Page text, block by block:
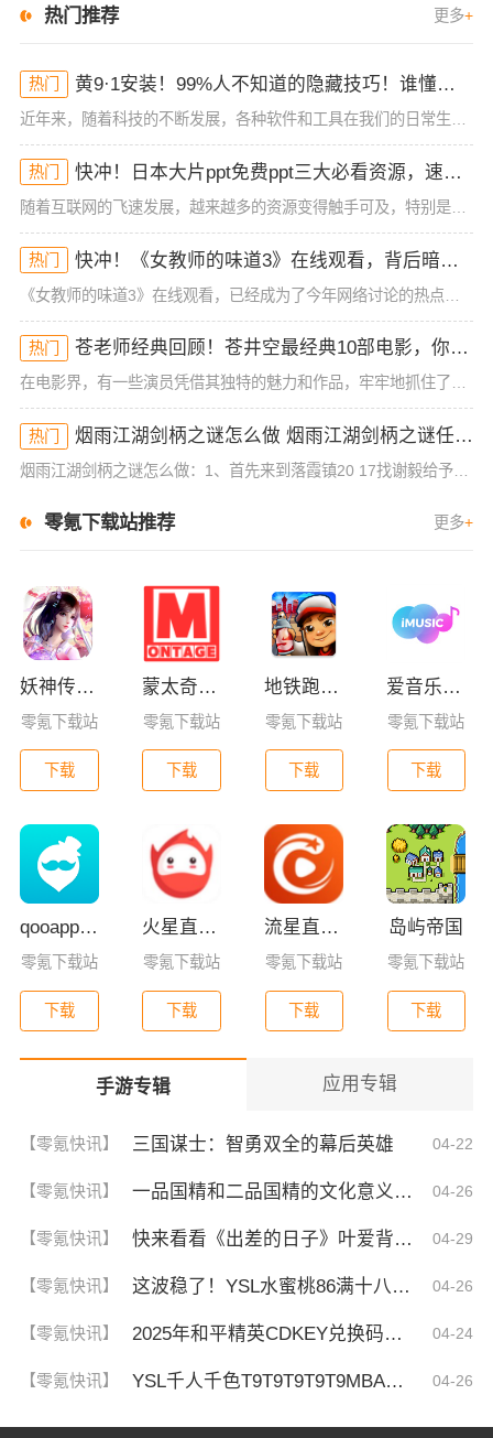
热门推荐 更多+
热门 黄9·1安装！99%人不知道的隐藏技巧！谁懂啊？
热门 快冲！日本大片ppt免费ppt三大必看资源，速来抢！
随着互联网的飞速发展，越来越多的资源变得触手可及，特别是在影视、动画等领域，热门内容不断刷新观众的观影体验。今天，我们要分享的内容是关于“日本大片ppt免费ppt”的一些资源，且这些资源并非一般的在线
热门 快冲！《女教师的味道3》在线观看，背后暗藏的秘密你不懂！
热门 苍老师经典回顾！苍井空最经典10部电影，你看过哪几部？
在电影界，有一些演员凭借其独特的魅力和作品，牢牢地抓住了观众的目光。苍井空，作为日本电影行业的代表性人物之一，其经典作品不仅在国内外引起了广泛关注，也塑造了她在电影史上的重要地位。今天，我们将带你一起
热门 烟雨江湖剑柄之谜怎么做 烟雨江湖剑柄之谜任务详细流程
烟雨江湖剑柄之谜怎么做：1、首先来到落霞镇20 17找谢毅给予剑柄，再来到4 11找楚休狂给予剑柄，选择询问详情2、再点击楚休狂选择索取碎图，选择继续询问，选择应下此事。来到华山西南方打败120个40
零氪下载站推荐 更多+
妖神传GM版
零氪下载站
下载
蒙太奇影视2025最新版本下载
零氪下载站
下载
地铁跑酷全皮肤版
零氪下载站
下载
爱音乐app下载免费版
零氪下载站
下载
qooapp安卓版
零氪下载站
下载
火星直播2025最新版
零氪下载站
下载
流星直播官方版免费下载
零氪下载站
下载
岛屿帝国
零氪下载站
下载
手游专辑 应用专辑
【零氪快讯】 三国谋士：智勇双全的幕后英雄 04-22
【零氪快讯】 一品国精和二品国精的文化意义！为何他们如此独特？你绝对不知道的深层背景 04-26
【零氪快讯】 快来看看《出差的日子》叶爱背后的深刻故事！竟然让人泪崩的原因 04-29
【零氪快讯】 这波稳了！YSL水蜜桃86满十八和88区别，背后暗藏的秘密你知道吗？ 04-26
【零氪快讯】 2025年和平精英CDKEY兑换码领取方法及使用技巧 04-24
【零氪快讯】 YSL千人千色T9T9T9T9T9MBA！揭秘背后的设计秘密，难怪网友都在疯传！ 04-26